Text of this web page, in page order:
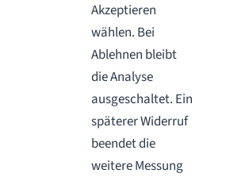
Akzeptieren
wählen. Bei
Ablehnen bleibt
die Analyse
ausgeschaltet. Ein
späterer Widerruf
beendet die
weitere Messung